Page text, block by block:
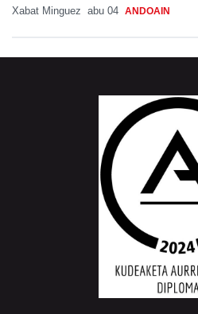
Xabat Minguez abu 04 ANDOAIN